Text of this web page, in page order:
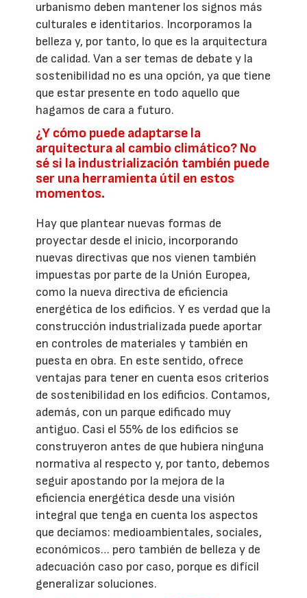
urbanismo deben mantener los signos más
culturales e identitarios. Incorporamos la
belleza y, por tanto, lo que es la arquitectura
de calidad. Van a ser temas de debate y la
sostenibilidad no es una opción, ya que tiene
que estar presente en todo aquello que
hagamos de cara a futuro.
¿Y cómo puede adaptarse la
arquitectura al cambio climático? No
sé si la industrialización también puede
ser una herramienta útil en estos
momentos.
Hay que plantear nuevas formas de
proyectar desde el inicio, incorporando
nuevas directivas que nos vienen también
impuestas por parte de la Unión Europea,
como la nueva directiva de eficiencia
energética de los edificios. Y es verdad que la
construcción industrializada puede aportar
en controles de materiales y también en
puesta en obra. En este sentido, ofrece
ventajas para tener en cuenta esos criterios
de sostenibilidad en los edificios. Contamos,
además, con un parque edificado muy
antiguo. Casi el 55% de los edificios se
construyeron antes de que hubiera ninguna
normativa al respecto y, por tanto, debemos
seguir apostando por la mejora de la
eficiencia energética desde una visión
integral que tenga en cuenta los aspectos
que decíamos: medioambientales, sociales,
económicos… pero también de belleza y de
adecuación caso por caso, porque es difícil
generalizar soluciones.